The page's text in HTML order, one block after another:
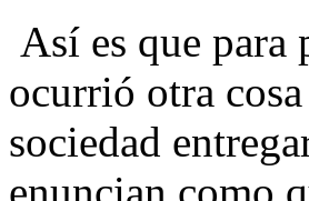
Así es que para
ocurrió otra
sociedad